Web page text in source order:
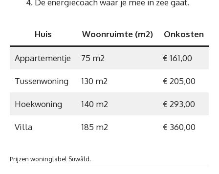
De energiecoach waar je mee in zee gaat.
Huis Woonruimte (m2) Onkosten
Appartementje 75 m2 € 161,00
Tussenwoning 130 m2 € 205,00
Hoekwoning 140 m2 € 293,00
Villa 185 m2 € 360,00
Prijzen woninglabel Suwâld.